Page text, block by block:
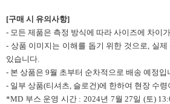
[구매 시 유의사항]
- 모든 제품은 측정 방식에 따라 사이즈에 차이
- 상품 이미지는 이해를 돕기 위한 것으로, 실
있습니다.
- 본 상품은 9월 초부터 순차적으로 배송 예정입
- 일부 상품(티셔츠, 슬로건)에 한하여 현장 수
*MD 부스 운영 시간 : 2024년 7월 27일 (토)